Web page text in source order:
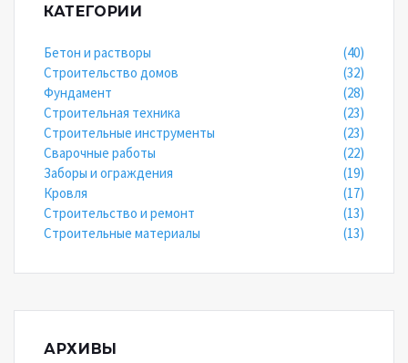
КАТЕГОРИИ
Бетон и растворы
(40)
Строительство домов
(32)
Фундамент
(28)
Строительная техника
(23)
Строительные инструменты
(23)
Сварочные работы
(22)
Заборы и ограждения
(19)
Кровля
(17)
Строительство и ремонт
(13)
Строительные материалы
(13)
АРХИВЫ